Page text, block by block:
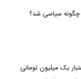
چگونه سیاسی شد؟
یک میلیون تومانی